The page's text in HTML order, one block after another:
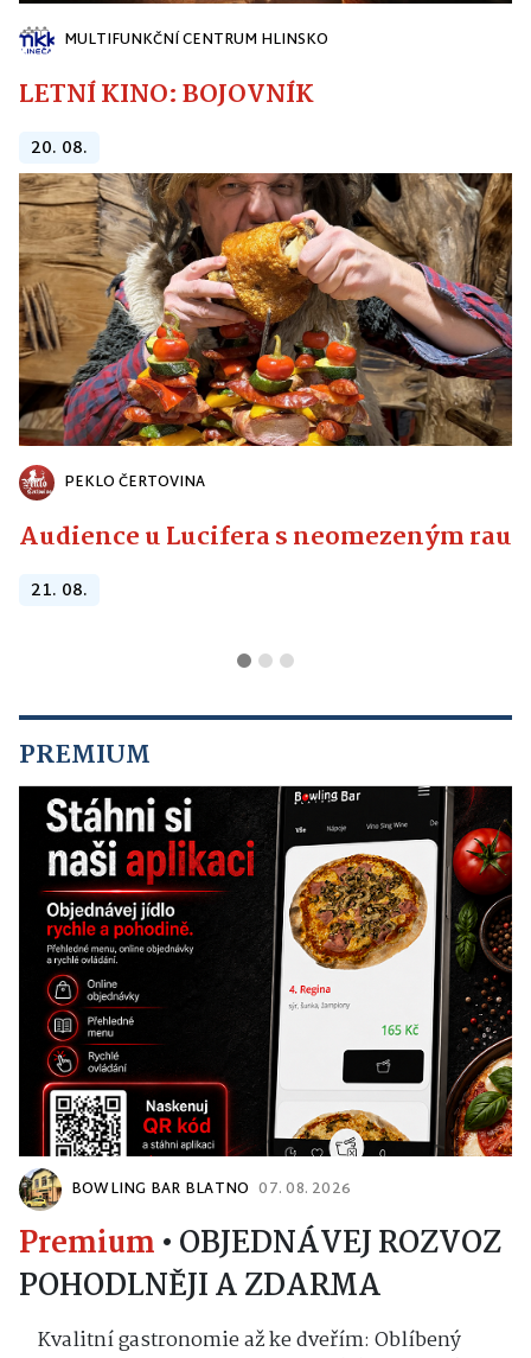
MULTIFUNKČNÍ CENTRUM HLINSKO
LETNÍ KINO: BOJOVNÍK
20. 08.
PEKLO ČERTOVINA
Audience u Lucifera s neomezeným
21. 08.
PREMIUM
BOWLING BAR BLATNO 07. 08. 2026
Premium • OBJEDNÁVEJ ROZVOZ
POHODLNĚJI A ZDARMA
Kvalitní gastronomie až ke dveřím: Oblíbený